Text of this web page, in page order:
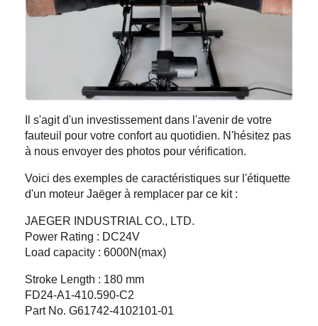
Il s'agit d'un investissement dans l'avenir de votre
fauteuil pour votre confort au quotidien. N'hésitez pas
à nous envoyer des photos pour vérification.
Voici des exemples de caractéristiques sur l'étiquette
d'un moteur Jaëger à remplacer par ce kit :
JAEGER INDUSTRIAL CO., LTD.
Power Rating : DC24V
Load capacity : 6000N(max)
Stroke Length : 180 mm
FD24-A1-410.590-C2
Part No. G61742-4102101-01